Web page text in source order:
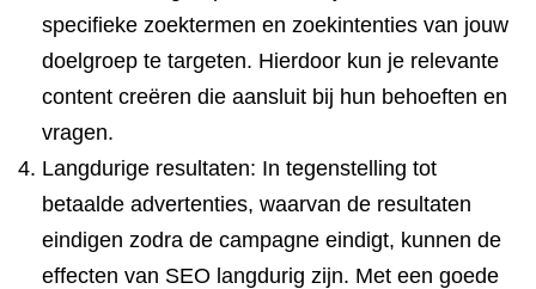
specifieke zoektermen en zoekintenties van jouw
doelgroep te targeten. Hierdoor kun je relevante
content creëren die aansluit bij hun behoeften en
vragen.
Langdurige resultaten: In tegenstelling tot
betaalde advertenties, waarvan de resultaten
eindigen zodra de campagne eindigt, kunnen de
effecten van SEO langdurig zijn. Met een goede